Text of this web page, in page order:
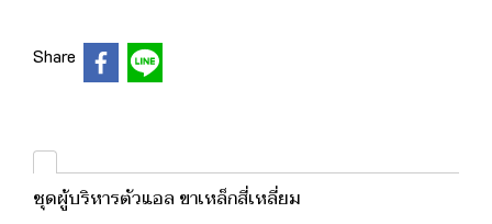
Share
ชุดผู้บริหารตัวแอล ขาเหล็กสี่เหลี่ยม